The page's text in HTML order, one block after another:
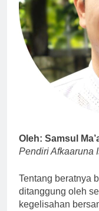
Oleh: Samsul
Pendiri Afkaaruna
Tentang beratnya
ditanggung oleh
kegelisahan